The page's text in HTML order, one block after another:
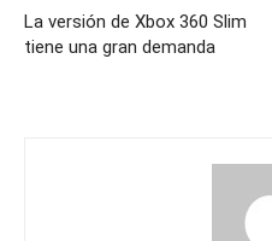
La versión de Xbox 360 Slim
tiene una gran demanda